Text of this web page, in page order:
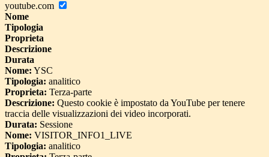
youtube.com
Nome
Tipologia
Proprieta
Descrizione
Durata
Nome: YSC
Tipologia: analitico
Proprieta: Terza-parte
Descrizione: Questo cookie è impostato da YouTube per tenere
traccia delle visualizzazioni dei video incorporati.
Durata: Sessione
Nome: VISITOR_INFO1_LIVE
Tipologia: analitico